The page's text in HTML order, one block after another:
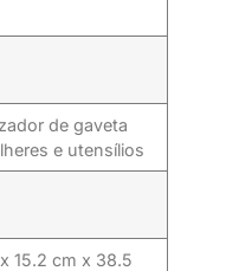
de gaveta
e utensílios
15.2 cm x 38.5